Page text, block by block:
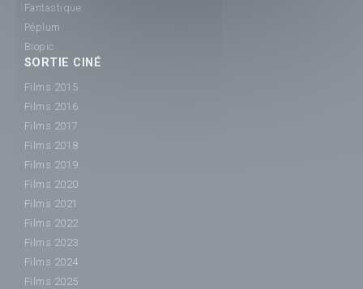
Fantastique
Péplum
Biopic
SORTIE CINÉ
Films 2015
Films 2016
Films 2017
Films 2018
Films 2019
Films 2020
Films 2021
Films 2022
Films 2023
Films 2024
Films 2025